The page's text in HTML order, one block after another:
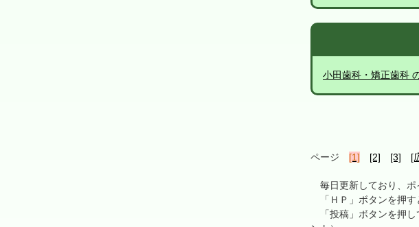
小田歯科・矯正歯科
ページ [1] [2] [3] [
毎日更新しており、ポ
「ＨＰ」ボタンを押す
「投稿」ボタンを押し